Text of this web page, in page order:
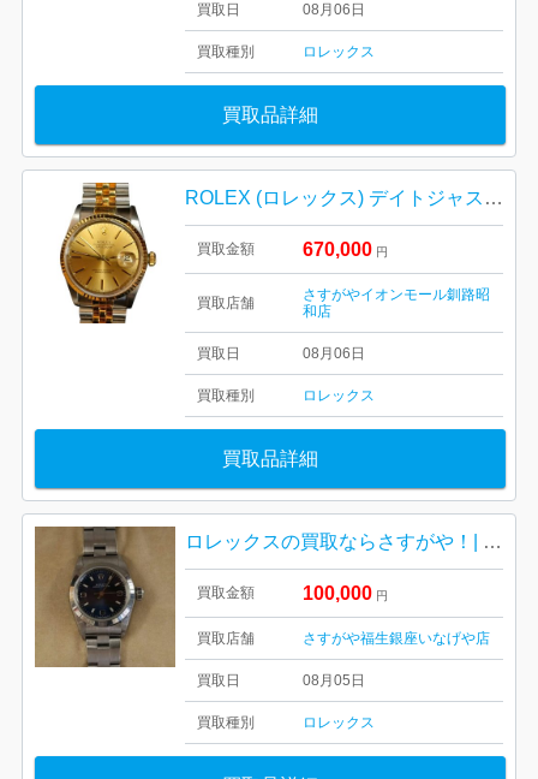
買取日 08月06日
買取種別 ロレックス
買取品詳細
ROLEX (ロレックス) デイトジャスト Ref.16233 腕時計
買取金額 670,000 円
買取店舗
さすがやイオンモール釧路昭
和店
買取日 08月06日
買取種別 ロレックス
買取品詳細
ロレックスの買取ならさすがや！| 福生市加美平| ROLEXオイスターパーペチュアル
買取金額 100,000 円
買取店舗 さすがや福生銀座いなげや店
買取日 08月05日
買取種別 ロレックス